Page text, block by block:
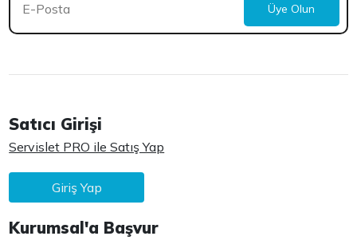
Üye Olun
Satıcı Girişi
Servislet PRO ile Satış Yap
Giriş Yap
Kurumsal'a Başvur